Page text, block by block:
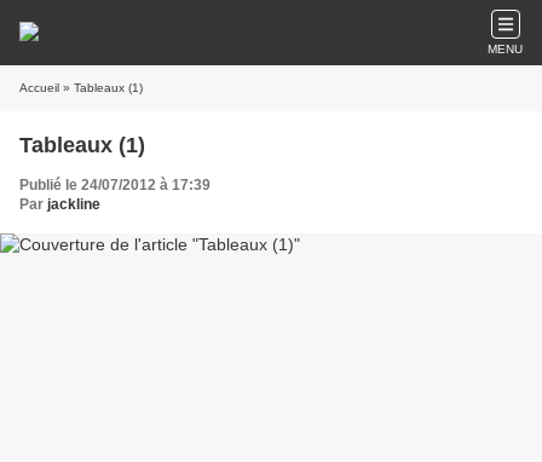
MENU
Accueil » Tableaux (1)
Tableaux (1)
Publié le 24/07/2012 à 17:39
Par jackline